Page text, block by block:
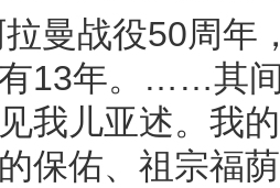
曼战役50周年
13年。……其
我儿亚述。我
保佑、祖宗福